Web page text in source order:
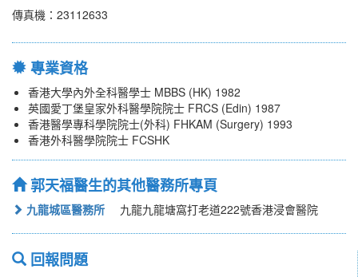
傳真機：23112633
專業資格
香港大學內外全科醫學士 MBBS (HK) 1982
英國愛丁堡皇家外科醫學院院士 FRCS (Edin) 1987
香港醫學專科學院院士(外科) FHKAM (Surgery) 1993
香港外科醫學院院士 FCSHK
郭天福醫生的其他醫務所專頁
九龍城區醫務所 九龍九龍塘窩打老道222號香港浸會醫院
回報問題